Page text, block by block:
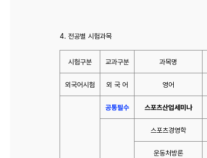
4. 전공별 시험과목
시험구분 교과구분 과목명
외국어시험 외 국 어 영어
공통필수 스포츠산업세미나
스포츠경영학
운동처방론